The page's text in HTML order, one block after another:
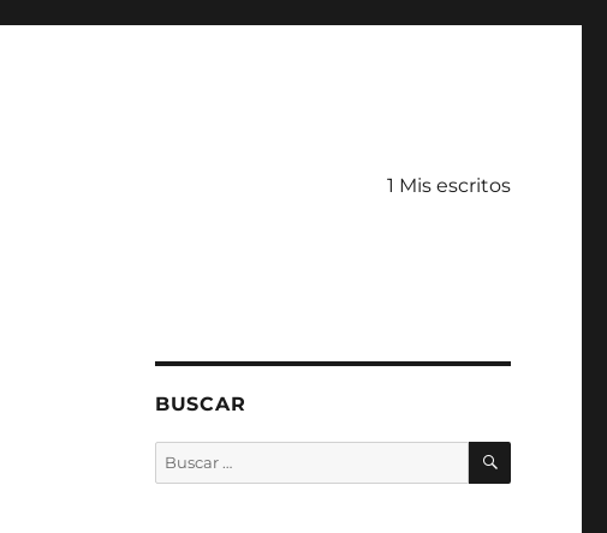
1 Mis escritos
BUSCAR
Buscar
por:
BUSCAR